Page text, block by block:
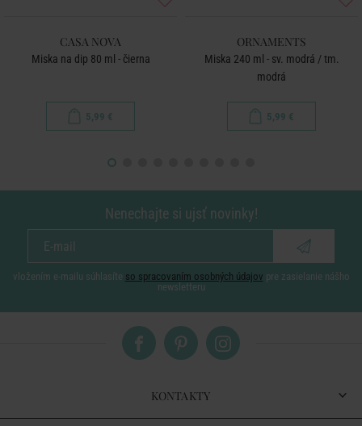
CASA NOVA
Miska na dip 80 ml - čierna
5,99 €
ORNAMENTS
Miska 240 ml - sv. modrá / tm.
modrá
5,99 €
Nenechajte si ujsť novinky!
vložením e-mailu súhlasíte so spracovaním osobných údajov pre zasielanie nášho
newsletteru
KONTAKTY